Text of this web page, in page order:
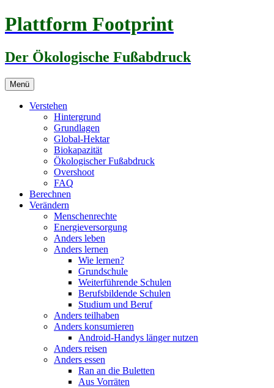
Zum
Inhalt
Plattform Footprint
Der Ökologische Fußabdruck
Menü
Verstehen
Hintergrund
Grundlagen
Global-Hektar
Biokapazität
Ökologischer Fußabdruck
Overshoot
FAQ
Berechnen
Verändern
Menschenrechte
Energieversorgung
Anders leben
Anders lernen
Wie lernen?
Grundschule
Weiterführende Schulen
Berufsbildende Schulen
Studium und Beruf
Anders teilhaben
Anders konsumieren
Android-Handys länger nutzen
Anders reisen
Anders essen
Ran an die Buletten
Aus Vorräten